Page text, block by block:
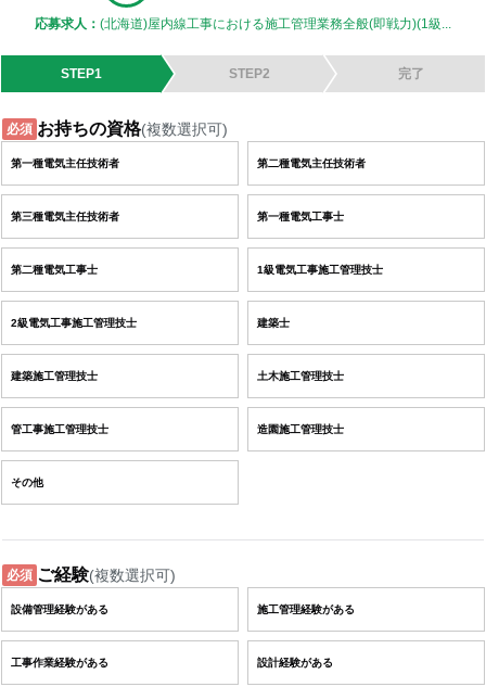
応募求人： (北海道)屋内線工事における施工管理業務全般(即戦力)(1級...
STEP1 STEP2 完了
必須 お持ちの資格(複数選択可)
第一種電気主任技術者 第二種電気主任技術者
第三種電気主任技術者 第一種電気工事士
第二種電気工事士 1級電気工事施工管理技士
2級電気工事施工管理技士 建築士
建築施工管理技士 土木施工管理技士
管工事施工管理技士 造園施工管理技士
その他
必須 ご経験(複数選択可)
設備管理経験がある 施工管理経験がある
工事作業経験がある 設計経験がある